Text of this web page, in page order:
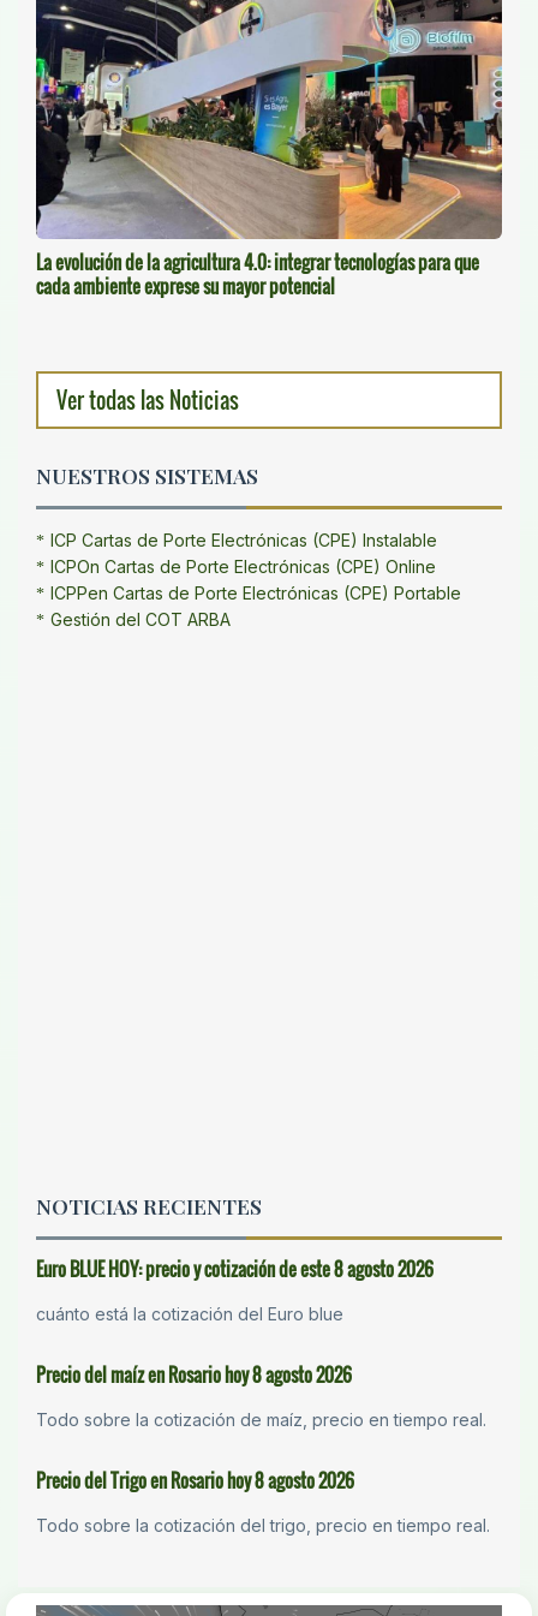
La evolución de la agricultura 4.0: integrar tecnologías para que
cada ambiente exprese su mayor potencial
Ver todas las Noticias
NUESTROS SISTEMAS
ICP Cartas de Porte Electrónicas (CPE) Instalable
ICPOn Cartas de Porte Electrónicas (CPE) Online
ICPPen Cartas de Porte Electrónicas (CPE) Portable
Gestión del COT ARBA
NOTICIAS RECIENTES
Euro BLUE HOY: precio y cotización de este 8 agosto 2026
cuánto está la cotización del Euro blue
Precio del maíz en Rosario hoy 8 agosto 2026
Todo sobre la cotización de maíz, precio en tiempo real.
Precio del Trigo en Rosario hoy 8 agosto 2026
Todo sobre la cotización del trigo, precio en tiempo real.